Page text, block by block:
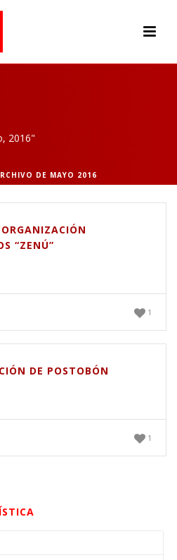
2016"
DE MAYO 2016
“ZENÚ”
1
DE POSTOBÓN
1